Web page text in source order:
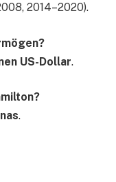
2014–2020).
US-Dollar.
.